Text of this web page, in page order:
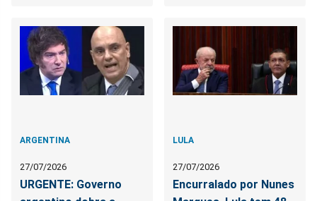
ARGENTINA
27/07/2026
URGENTE: Governo
LULA
27/07/2026
Encurralado por Nunes